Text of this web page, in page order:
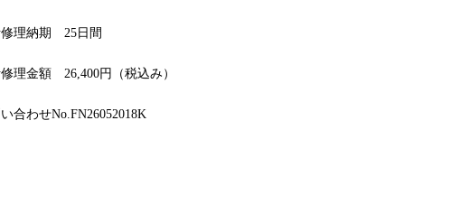
修理納期 25日間
理金額 26,400円（税込み）
合わせNo.FN26052018K